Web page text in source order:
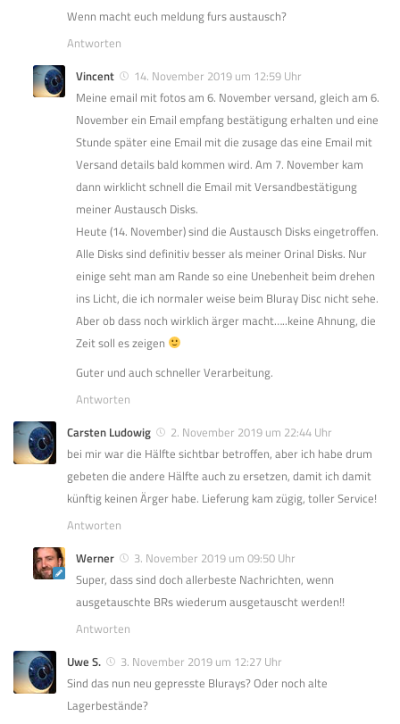
Wenn macht euch meldung furs austausch?
Antworten
Vincent
14. November 2019 um 12:59 Uhr
Meine email mit fotos am 6. November versand, gleich am 6.
November ein Email empfang bestätigung erhalten und eine
Stunde später eine Email mit die zusage das eine Email mit
Versand details bald kommen wird. Am 7. November kam
dann wirklicht schnell die Email mit Versandbestätigung
meiner Austausch Disks.
Heute (14. November) sind die Austausch Disks eingetroffen.
Alle Disks sind definitiv besser als meiner Orinal Disks. Nur
einige seht man am Rande so eine Unebenheit beim drehen
ins Licht, die ich normaler weise beim Bluray Disc nicht sehe.
Aber ob dass noch wirklich ärger macht…..keine Ahnung, die
Zeit soll es zeigen
Guter und auch schneller Verarbeitung.
Antworten
Carsten Ludowig
2. November 2019 um 22:44 Uhr
bei mir war die Hälfte sichtbar betroffen, aber ich habe drum
gebeten die andere Hälfte auch zu ersetzen, damit ich damit
künftig keinen Ärger habe. Lieferung kam zügig, toller Service!
Antworten
Werner
3. November 2019 um 09:50 Uhr
Super, dass sind doch allerbeste Nachrichten, wenn
ausgetauschte BRs wiederum ausgetauscht werden!!
Antworten
Uwe S.
3. November 2019 um 12:27 Uhr
Sind das nun neu gepresste Blurays? Oder noch alte
Lagerbestände?